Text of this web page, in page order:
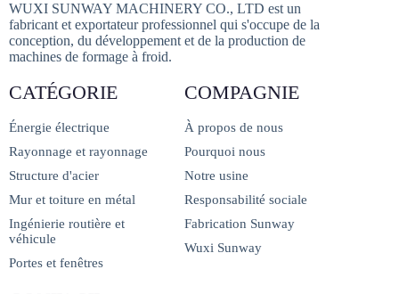
WUXI SUNWAY MACHINERY CO., LTD est un
fabricant et exportateur professionnel qui s'occupe de la
conception, du développement et de la production de
machines de formage à froid.
CATÉGORIE
Énergie électrique
Rayonnage et rayonnage
Structure d'acier
Mur et toiture en métal
Ingénierie routière et
véhicule
Portes et fenêtres
COMPAGNIE
À propos de nous
Pourquoi nous
Notre usine
Responsabilité sociale
Fabrication Sunway
Wuxi Sunway